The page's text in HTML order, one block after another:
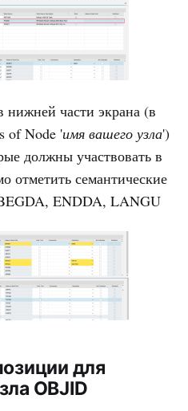
части экрана (в
of Node 'имя вашего узла')
должны участвовать в
отметить семантические
ENDDA, LANGU
для
OBJID